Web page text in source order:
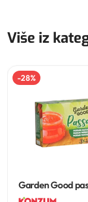
Više iz
-28%
Garden Good
3x200 g